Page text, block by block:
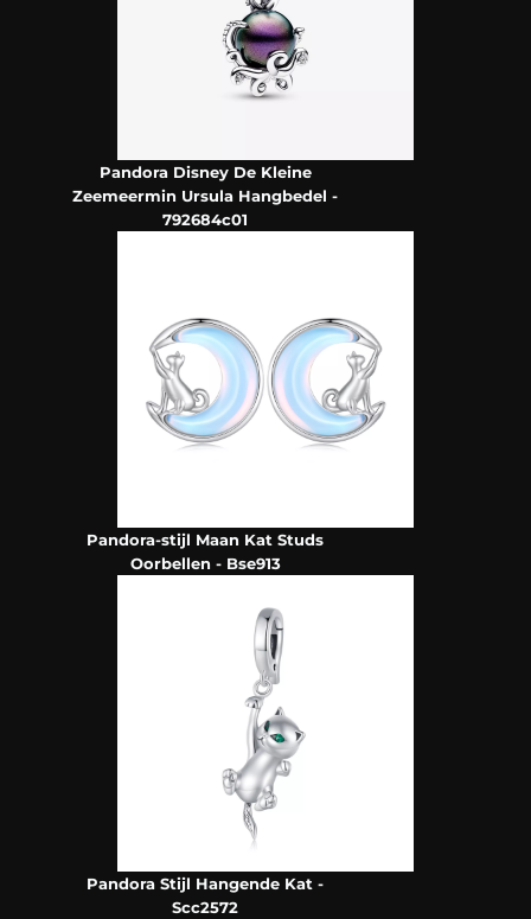
Pandora Disney De Kleine
Zeemeermin Ursula Hangbedel -
792684c01
Pandora-stijl Maan Kat Studs
Oorbellen - Bse913
Pandora Stijl Hangende Kat -
Scc2572